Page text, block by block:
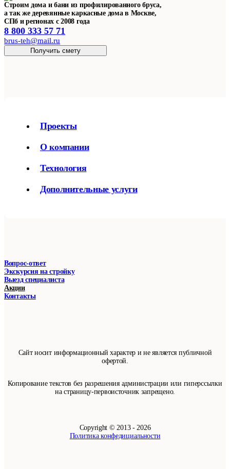
Строим дома и бани из профилированного бруса,
а так же деревянные каркасные дома в Москве,
СПб и регионах с 2008 года
8 800 333 57 71
brus-teh@mail.ru
Получить смету
Проекты
О компании
Технология
Дополнительные услуги
Вопрос-ответ
Экскурсия на стройку
Выезд специалиста
Акции
Контакты
Сайт носит информационный характер и не является публичной
офертой.
Копирование текстов без разрешения администрации или гиперссылки
на страницу-первоисточник запрещено.
Copyright © 2013 - 2026
Политика конфедициальности